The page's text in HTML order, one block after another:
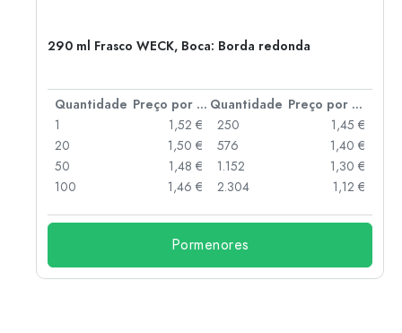
290 ml Frasco WECK, Boca: Borda redonda
Quantidade Preço por peça Quantidade
Preço por peça
1
1,52 €
20
1,50 €
50
1,48 €
100
1,46 €
250
1,45 €
576
1,40 €
1.152
1,30 €
2.304
1,12 €
Pormenores